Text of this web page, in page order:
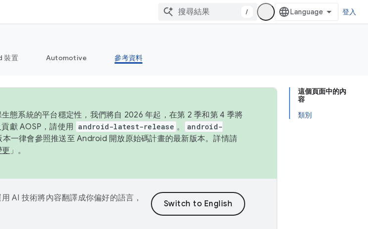
/ 登入
裝置 Automotive 參考資料
這個頁面中的內
容
類別
態系統的平台穩定性，我們將自 2026 年起，在第 2 季和第 4 季將
獻 AOSP，請使用 android-latest-release 。
android-
本一律會參照推送至 Android 開放原始碼計畫的最新版本。詳情請
」。
AI 技術將內容翻譯成你偏好的語言，